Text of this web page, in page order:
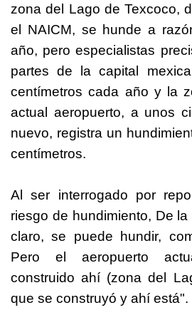
zona del Lago de Texcoco,
el NAICM, se hunde a
año, pero especialistas
partes de la capital
centímetros cada año y la
actual aeropuerto, a unos
nuevo, registra un
centímetros.
Al ser interrogado por
riesgo de hundimiento, De
claro, se puede hundir,
Pero el aeropuerto
construido ahí (zona del
que se construyó y ahí está".